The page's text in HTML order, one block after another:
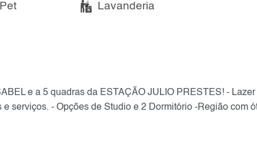
Lavanderia
e a 5 quadras da ESTAÇÃO JULIO PRESTES! - Lazer
serviços. - Opções de Studio e 2 Dormitório -Região com